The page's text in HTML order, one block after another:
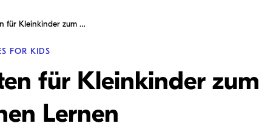
45+ Einfache Aktivitäten für Kleinkinder zum spielerischen Lernen
FOR KIDS
für Kleinkinder zum
Lernen